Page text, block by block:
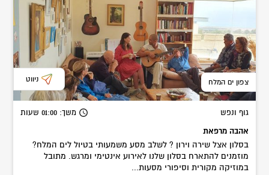
צפון ים המלח ניווט
גוף ונפש משך: 01:00 שעות
אהבה מרפאת
בסלון אצל שירה וירון ? לשלב מסע משמעותי בטיול לים המלח?
מוזמנים להתארח בסלון שלנו לאירוע אינטימי ומרגש. מתובל
במוזיקה מקורית וסיפורי מסעות...